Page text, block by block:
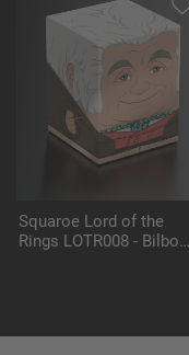
Squaroe Lord of the
Rings LOTR008 - Bilbo